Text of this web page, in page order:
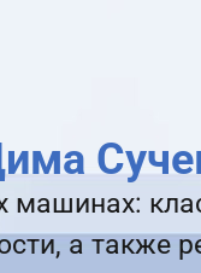
машинах:
а также